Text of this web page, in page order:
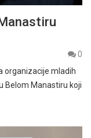
0
organizacije mladih
Belom Manastiru koji